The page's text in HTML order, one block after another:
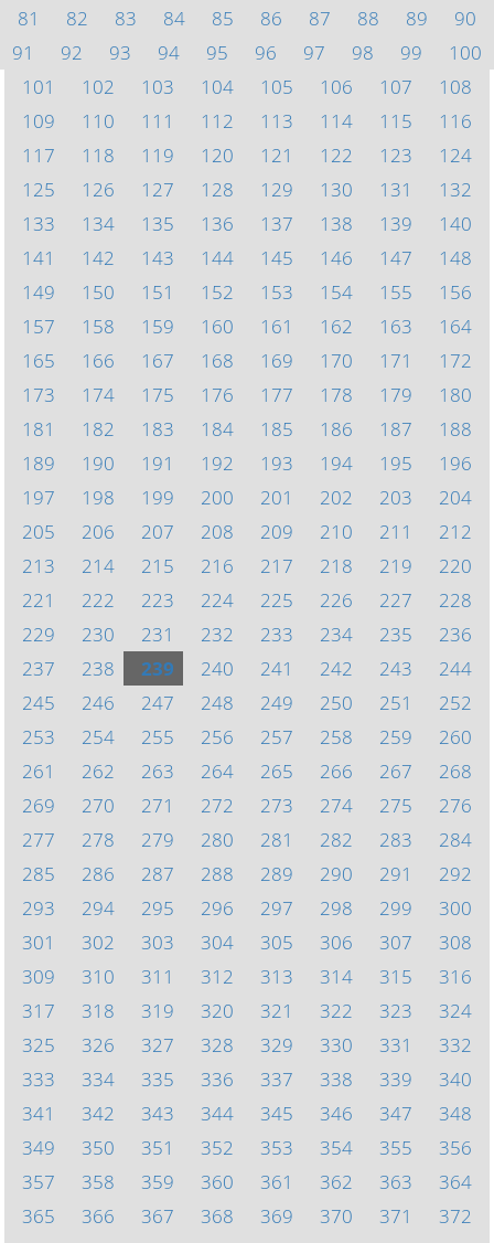
81
82 83 84 85 86 87 88 89
90
91
92 93 94 95 96 97 98 99
100
101
102 103 104 105 106 107
108
109
110 111 112 113 114 115
116
117
118 119 120 121 122 123
124
125
126 127 128 129 130 131
132
133
134 135 136 137 138 139
140
141
142 143 144 145 146 147
148
149
150 151 152 153 154 155
156
157
158 159 160 161 162 163
164
165
166 167 168 169 170 171
172
173
174 175 176 177 178 179
180
181
182 183 184 185 186 187
188
189
190 191 192 193 194 195
196
197
198 199 200 201 202 203
204
205
206 207 208 209 210 211
212
213
214 215 216 217 218 219
220
221
222 223 224 225 226 227
228
229
230 231 232 233 234 235
236
237
238 239 240 241 242 243
244
245
246 247 248 249 250 251
252
253
254 255 256 257 258 259
260
261
262 263 264 265 266 267
268
269
270 271 272 273 274 275
276
277
278 279 280 281 282 283
284
285
286 287 288 289 290 291
292
293
294 295 296 297 298 299
300
301
302 303 304 305 306 307
308
309
310 311 312 313 314 315
316
317
318 319 320 321 322 323
324
325
326 327 328 329 330 331
332
333
334 335 336 337 338 339
340
341
342 343 344 345 346 347
348
349
350 351 352 353 354 355
356
357
358 359 360 361 362 363
364
365
366 367 368 369 370 371
372